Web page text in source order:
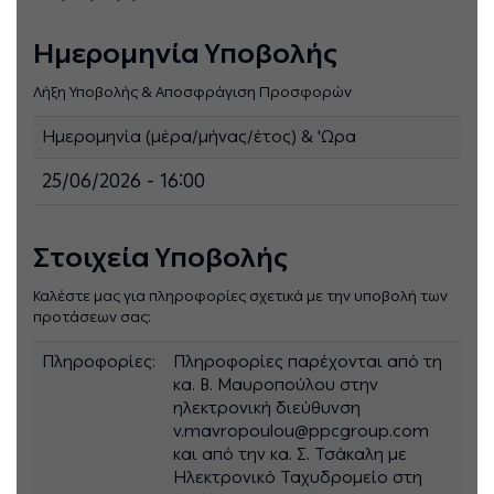
Ημερομηνία Υποβολής
Λήξη Υποβολής & Αποσφράγιση Προσφορών
Ημερομηνία (μέρα/μήνας/έτος) & 'Ωρα
25/06/2026 - 16:00
Στοιχεία Υποβολής
Καλέστε μας για πληροφορίες σχετικά με την υποβολή των
προτάσεων σας:
Πληροφορίες:
Πληροφορίες παρέχονται από τη
κα. Β. Μαυροπούλου στην
ηλεκτρονική διεύθυνση
v.mavropoulou@ppcgroup.com
και από την κα. Σ. Τσάκαλη με
Ηλεκτρονικό Ταχυδρομείο στη